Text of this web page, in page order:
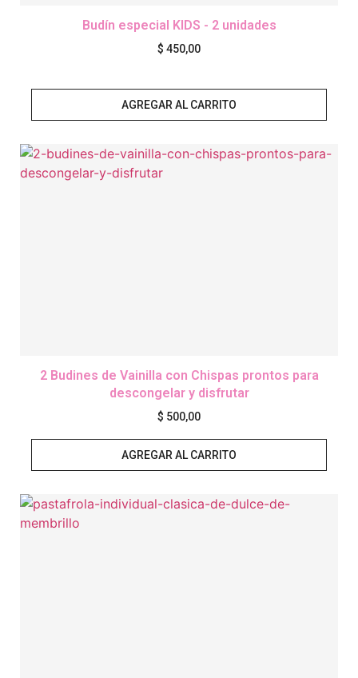
Budín especial KIDS - 2 unidades
$ 450,00
AGREGAR AL CARRITO
2 Budines de Vainilla con Chispas prontos para
descongelar y disfrutar
$ 500,00
AGREGAR AL CARRITO